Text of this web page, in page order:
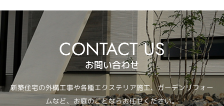
お問い合わせ
新築住宅の外構工事や各種エクステリア施工、ガーデンリフォー
ムなど、お庭のことならお任せください。